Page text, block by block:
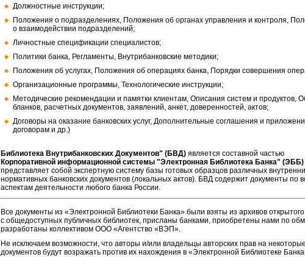
Должностные инструкции;
Положения о подразделениях, Положения об органах управления и контроля,
о взаимодействии подразделений;
Личностные спецификации специалистов;
Политики банка, Регламенты, Внутрибанковские методики;
Положения об услугах, Положения об операциях банка, Порядки совершения
Организационные программы, Технологические инструкции;
Методические рекомендации и памятки клиентам, Описания систем и продуктов,
бланков, расчетных документов, заявлений, анкет, доверенностей, актов;
Договоры на оказание банковских услуг, Дополнительные соглашения и
договорам и др.)
Библиотека Внутрибанковских Документов" (БВД) является составной частью
Корпоративной информационной системы "Электронная Библиотека Банка" (ЭББ)
представляет собой экспертную систему базы готовых образцов различных
нормативных банковских документов (локальных актов). БВД содержит документы по
аспектам деятельности любого банка России.
Все документы из «Электронной Библиотеки Банка» были взяты из архивов
с общедоступных публичных библиотек, присланы банками, приобретены нами по
разработаны коллективом ООО «Агентство «ВЭП».
Не исключаем возможности, что авторы и/или владельцы авторских прав на
документов будут возражать против их нахождения в «Электронной Библиотеке